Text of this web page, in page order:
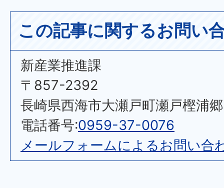
この記事に関するお問い
新産業推進課
〒857-2392
長崎県西海市大瀬戸町瀬戸樫浦
電話番号:0959-37-0076
メールフォームによるお問い合